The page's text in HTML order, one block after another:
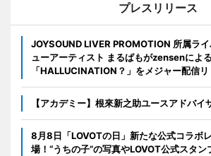
プレスリリース
JOYSOUND LIVER PROMOTION 所属ラ
ューアーティスト まるぱもがzensenによ
「HALLUCINATION？」をメジャー配信リ
【アカデミー】根來新之助ユースアドバイ
8月8日「LOVOTの日」新たな公式コラボ
場！“うちの子”の写真やLOVOT公式スタ